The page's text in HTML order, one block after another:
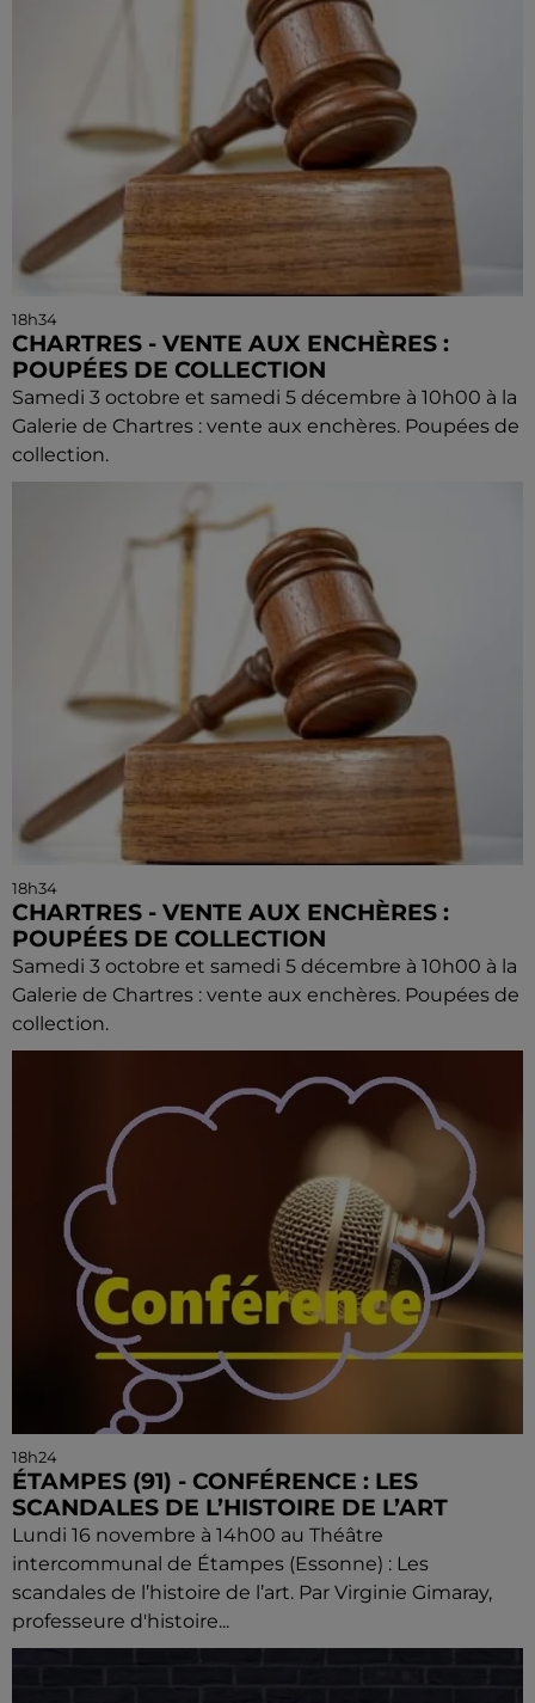
18h34
CHARTRES - VENTE AUX ENCHÈRES :
POUPÉES DE COLLECTION
Samedi 3 octobre et samedi 5 décembre à 10h00 à la
Galerie de Chartres : vente aux enchères. Poupées de
collection.
18h34
CHARTRES - VENTE AUX ENCHÈRES :
POUPÉES DE COLLECTION
Samedi 3 octobre et samedi 5 décembre à 10h00 à la
Galerie de Chartres : vente aux enchères. Poupées de
collection.
18h24
ÉTAMPES (91) - CONFÉRENCE : LES
SCANDALES DE L’HISTOIRE DE L’ART
Lundi 16 novembre à 14h00 au Théâtre
intercommunal de Étampes (Essonne) : Les
scandales de l’histoire de l’art. Par Virginie Gimaray,
professeure d'histoire...